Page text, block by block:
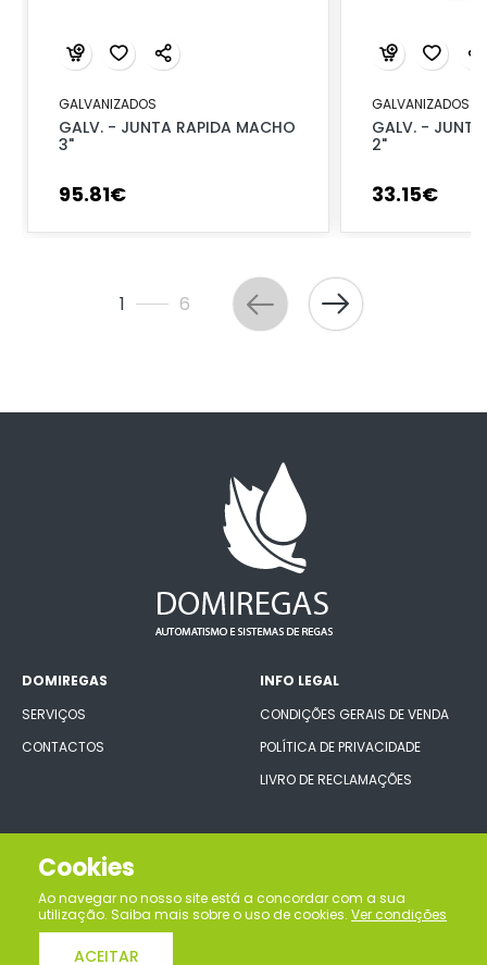
GALVANIZADOS
GALV. - JUNTA RAPIDA MACHO
3"
95.81€
GALVANIZADOS
GALV. - JUNTA
2"
33.15€
1 6
DOMIREGAS
SERVIÇOS
CONTACTOS
INFO LEGAL
CONDIÇÕES GERAIS DE VENDA
POLÍTICA DE PRIVACIDADE
LIVRO DE RECLAMAÇÕES
CONECTE-SE CONNOSCO
Domiregas, lda © Todos os direitos reservados | Desenvolvido por
Cookies
Ao navegar no nosso site está a concordar com a sua
utilização. Saiba mais sobre o uso de cookies. Ver condições
ACEITAR